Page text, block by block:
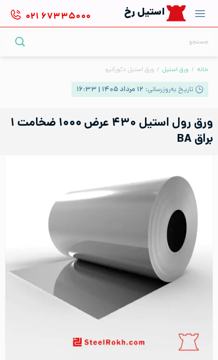
content
استیل رخ ۰۲۱ ۶۷۳۳۵۰۰۰
خانه / ورق استیل / ورق استیل دکوراتیو
تاریخ به‌روزرسانی: ۱۲ مرداد ۱۴۰۵ | ۱۶:۳۳
ورق رول استیل ۴۳۰ عرض ۱۰۰۰ ضخامت ۱
براق BA